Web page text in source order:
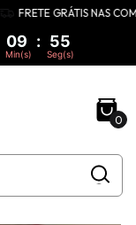
FRETE GRÁTIS NAS
09 : 55
Min(s) Seg(s)
0